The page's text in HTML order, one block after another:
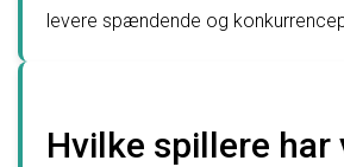
levere spændende og
Hvilke spillere